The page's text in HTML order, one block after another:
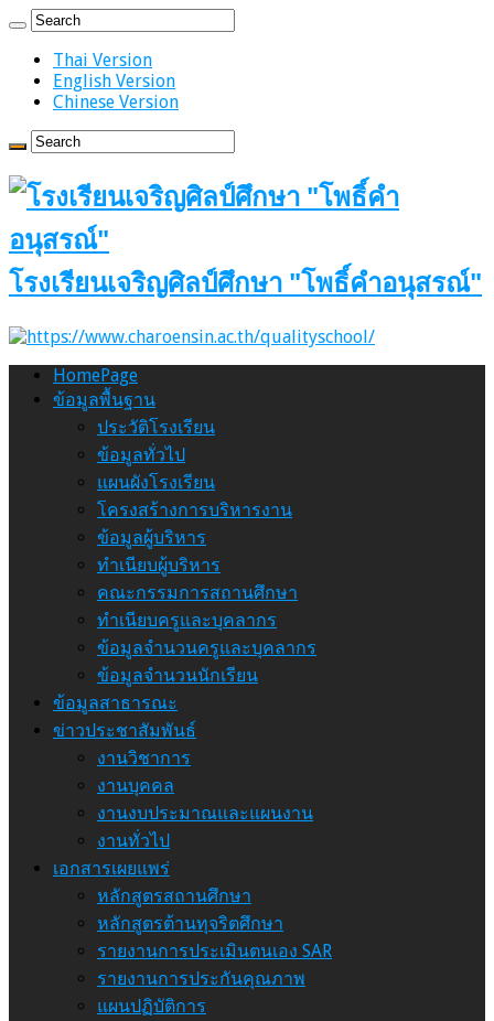
Thai Version
English Version
Chinese Version
โรงเรียนเจริญศิลป์ศึกษา "โพธิ์คำอนุสรณ์"
HomePage
ข้อมูลพื้นฐาน
ประวัติโรงเรียน
ข้อมูลทั่วไป
แผนผังโรงเรียน
โครงสร้างการบริหารงาน
ข้อมูลผู้บริหาร
ทำเนียบผู้บริหาร
คณะกรรมการสถานศึกษา
ทำเนียบครูและบุคลากร
ข้อมูลจำนวนครูและบุคลากร
ข้อมูลจำนวนนักเรียน
ข้อมูลสาธารณะ
ข่าวประชาสัมพันธ์
งานวิชาการ
งานบุคคล
งานงบประมาณและแผนงาน
งานทั่วไป
เอกสารเผยแพร่
หลักสูตรสถานศึกษา
หลักสูตรต้านทุจริตศึกษา
รายงานการประเมินตนเอง SAR
รายงานการประกันคุณภาพ
แผนปฏิบัติการ